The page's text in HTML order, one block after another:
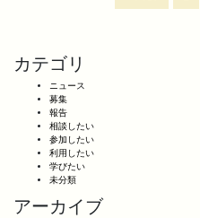
カテゴリ
ニュース
募集
報告
相談したい
参加したい
利用したい
学びたい
未分類
アーカイブ